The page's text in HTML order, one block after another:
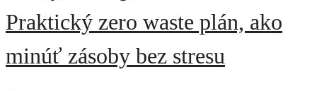
Praktický zero waste plán, ako
minúť zásoby bez stresu